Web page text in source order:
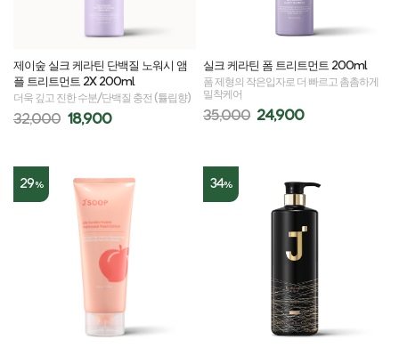
제이숲 실크 케라틴 단백질 노워시 앰
플 트리트먼트 2X 200ml
더욱 깊고 진한 수분/단백질 충전 (튤립향)
32,000 18,900
실크 케라틴 폼 트리트먼트 200ml
폼 제형의 작은입자로 더 빠르고 촘촘하게
밀착케어
35,000 24,900
29% 34%